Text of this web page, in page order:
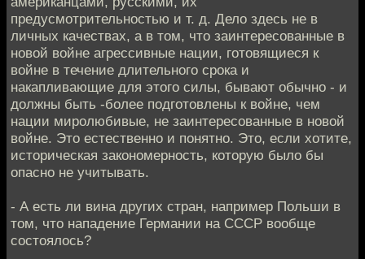
предусмотрительностью и т. д. Дело здесь не в
личных качествах, а в том, что заинтересованные в
новой войне агрессивные нации, готовящиеся к
войне в течение длительного срока и
накапливающие для этого силы, бывают обычно - и
должны быть -более подготовлены к войне, чем
нации миролюбивые, не заинтересованные в новой
войне. Это естественно и понятно. Это, если хотите,
историческая закономерность, которую было бы
опасно не учитывать.
- А есть ли вина других стран, например Польши в
том, что нападение Германии на СССР вообще
состоялось?